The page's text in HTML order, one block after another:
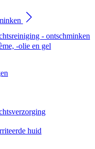
- ontschminken
-olie en gel
huid